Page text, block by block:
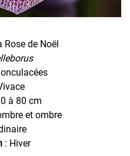
Rose de Noël
à 80 cm
et ombre
: Hiver